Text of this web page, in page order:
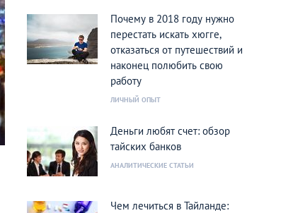
Почему в 2018 году нужно
перестать искать хюгге,
отказаться от путешествий и
наконец полюбить свою
работу
ЛИЧНЫЙ ОПЫТ
Деньги любят счет: обзор
тайских банков
АНАЛИТИЧЕСКИЕ СТАТЬИ
Чем лечиться в Тайланде: